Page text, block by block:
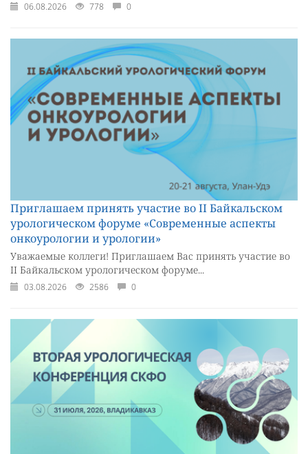
06.08.2026 778 0
Приглашаем принять участие во II Байкальском
урологическом форуме «Современные аспекты
онкоурологии и урологии»
Уважаемые коллеги! Приглашаем Вас принять участие во
II Байкальском урологическом форуме...
03.08.2026 2586 0